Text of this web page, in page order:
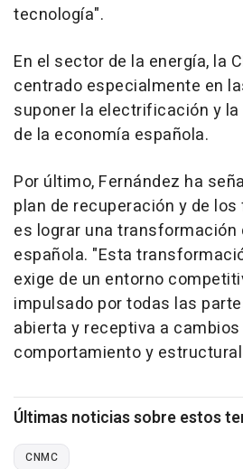
tecnología".
En el sector de la energía, la
centrado especialmente en
suponer la electrificación y
de la economía española.
Por último, Fernández ha
plan de recuperación y de
es lograr una transformación
española. "Esta
exige de un entorno
impulsado por todas las
abierta y receptiva a cambios
comportamiento y
Últimas noticias sobre estos
CNMC